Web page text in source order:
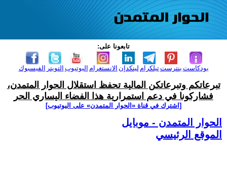
تابعونا على:
الفيسبوك التويتر اليوتيوب الانستغرام لينكدإن تيلكرامبنترست بودكاست
تبرعاتكم وتبرعاتكن المالية تحفظ استقلال الحوار المتمدن،
فشاركونا في دعم استمرارية هذا الفضاء اليساري الحر
[اشترك في قناة ‫«الحوار المتمدن» على اليوتيوب]
الحوار المتمدن - موبايل
الموقع الرئيسي